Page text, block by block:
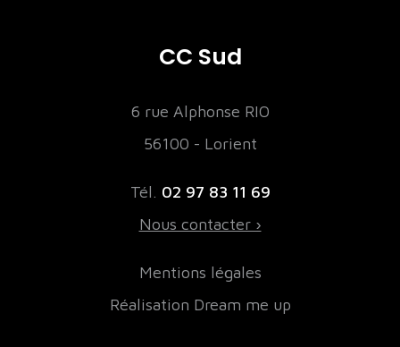
CC Sud
6 rue Alphonse RIO
56100 - Lorient
Tél. 02 97 83 11 69
Nous contacter ›
Mentions légales
Réalisation Dream me up